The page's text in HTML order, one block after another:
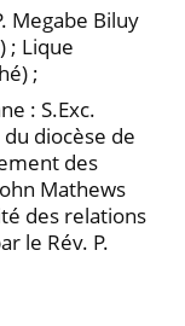
Megabe Biluy
; Lique
;
: S.Exc.
diocèse de
des
Mathews
des relations
le Rév. P.